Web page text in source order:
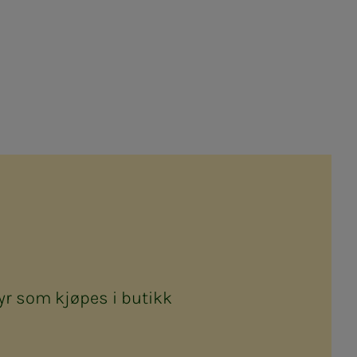
som kjøpes i butikk